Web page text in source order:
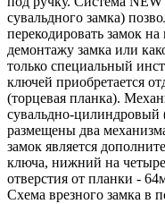
сувальдного замка)
перекодировать замок
демонтажу замка или
только специальный
ключей приобретается
(торцевая планка).
сувальдно-цилиндровый
размещены два
замок является
ключа, нижний на
отверстия от планки -
Схема врезного замка в